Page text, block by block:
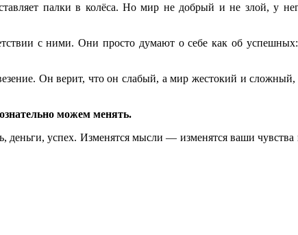
палки в колёса. Но мир не добрый и не злой, у
с ними. Они просто думают о себе как об
Он верит, что он слабый, а мир жестокий и сложный,
можем менять.
деньги, успех. Изменятся мысли — изменятся ваши